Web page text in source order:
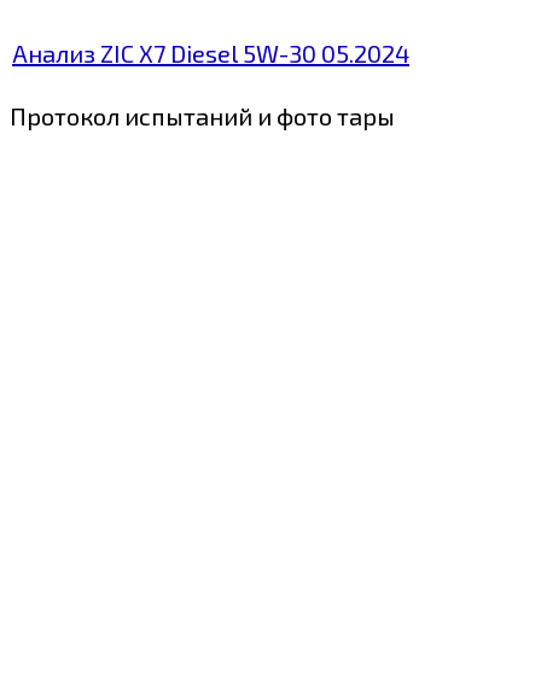
Анализ ZIC X7 Diesel 5W-30 05.2024
Протокол испытаний и фото тары